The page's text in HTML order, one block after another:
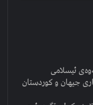
ئیسلامی
جیهان و کوردستان